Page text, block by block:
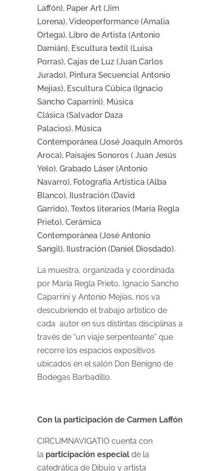
Laffón), Paper Art (Jim
Lorena), Videoperformance (Amalia
Ortega), Libro de Artista (Antonio
Damián), Escultura textil (Luisa
Porras), Cajas de Luz (Juan Carlos
Jurado), Pintura Secuencial Antonio
Mejías), Escultura Cúbica (Ignacio
Sancho Caparrini), Música
Clásica (Salvador Daza
Palacios), Música
Contemporánea (José Joaquín Amorós
Aroca), Paisajes Sonoros ( Juan Jesús
Yelo), Grabado Láser (Antonio
Navarro), Fotografía Artística (Alba
Blanco), Ilustración (David
Garrido), Textos literarios (María Regla
Prieto), Cerámica
Contemporánea (José Antonio
Sangil), Ilustración (Daniel Diosdado).
La muestra, organizada y coordinada
por María Regla Prieto, Ignacio Sancho
Caparrini y Antonio Mejías, nos va
descubriendo el trabajo artístico de
cada autor en sus distintas disciplinas a
través de “un viaje serpenteante” que
recorre los espacios expositivos
ubicados en el salón Don Benigno de
Bodegas Barbadillo.
Con la participación de Carmen Laffón
CIRCUMNAVIGATIO cuenta con
la participación especialde la
catedrática de Dibujo y artista